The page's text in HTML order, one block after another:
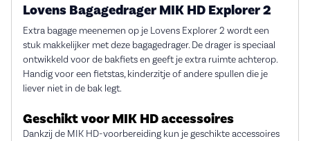
Lovens Bagagedrager MIK HD Explorer 2
Extra bagage meenemen op je Lovens Explorer 2 wordt een
stuk makkelijker met deze bagagedrager. De drager is speciaal
ontwikkeld voor de bakfiets en geeft je extra ruimte achterop.
Handig voor een fietstas, kinderzitje of andere spullen die je
liever niet in de bak legt.
Geschikt voor MIK HD accessoires
Dankzij de MIK HD-voorbereiding kun je geschikte accessoires